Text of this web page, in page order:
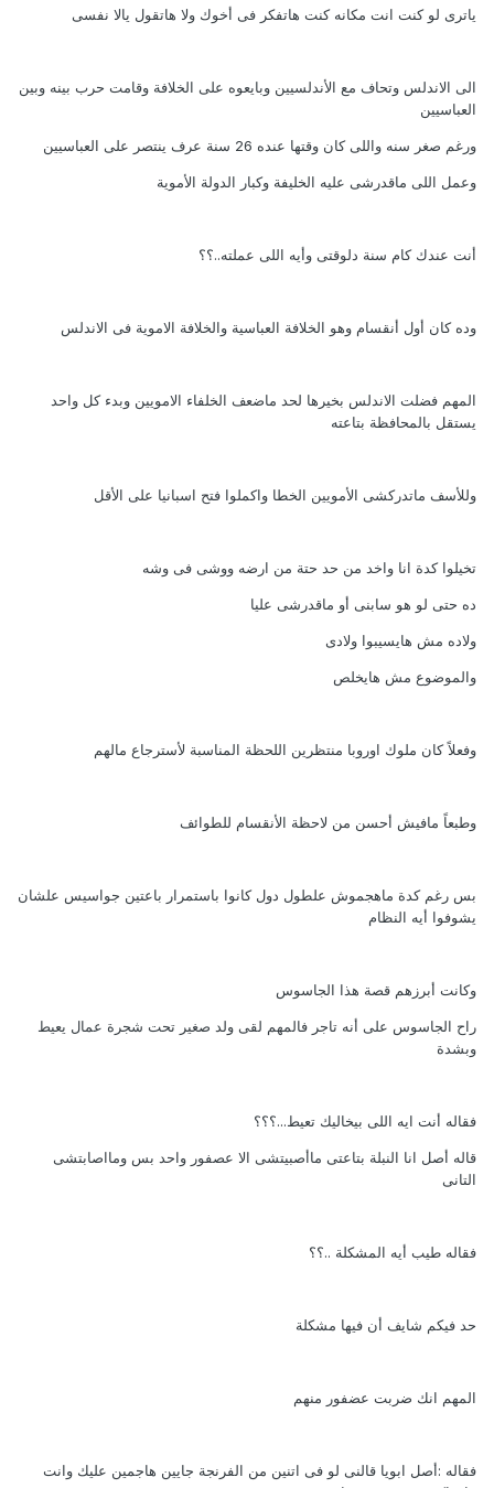
ياترى لو كنت انت مكانه كنت هاتفكر فى أخوك ولا هاتقول يالا نفسى
الى الاندلس وتحاف مع الأندلسيين وبايعوه على الخلافة وقامت حرب بينه وبين
العباسيين
ورغم صغر سنه واللى كان وقتها عنده 26 سنة عرف ينتصر على العباسيين
وعمل اللى ماقدرشى عليه الخليفة وكبار الدولة الأموية
أنت عندك كام سنة دلوقتى وأيه اللى عملته..؟؟
وده كان أول أنقسام وهو الخلافة العباسية والخلافة الاموية فى الاندلس
المهم فضلت الاندلس بخيرها لحد ماضعف الخلفاء الامويين وبدء كل واحد
يستقل بالمحافظة بتاعته
وللأسف ماتدركشى الأمويين الخطا واكملوا فتح اسبانيا على الأقل
تخيلوا كدة انا واخد من حد حتة من ارضه ووشى فى وشه
ده حتى لو هو سابنى أو ماقدرشى عليا
ولاده مش هايسيبوا ولادى
والموضوع مش هايخلص
وفعلاً كان ملوك اوروبا منتظرين اللحظة المناسبة لأسترجاع مالهم
وطبعاً مافيش أحسن من لاحظة الأنقسام للطوائف
بس رغم كدة ماهجموش علطول دول كانوا باستمرار باعتين جواسيس علشان
يشوفوا أيه النظام
وكانت أبرزهم قصة هذا الجاسوس
راح الجاسوس على أنه تاجر فالمهم لقى ولد صغير تحت شجرة عمال يعيط
وبشدة
فقاله أنت ايه اللى بيخاليك تعيط...؟؟؟
قاله أصل انا النبلة بتاعتى ماأصبيتشى الا عصفور واحد بس ومااصابتشى
التانى
فقاله طيب أيه المشكلة ..؟؟
حد فيكم شايف أن فيها مشكلة
المهم انك ضربت عضفور منهم
فقاله :أصل ابويا قالنى لو فى اتنين من الفرنجة جايين هاجمين عليك وانت